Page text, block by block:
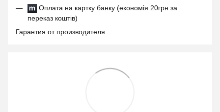
Оплата на картку банку (економія 20грн за
переказ коштів)
Гарантия от производителя